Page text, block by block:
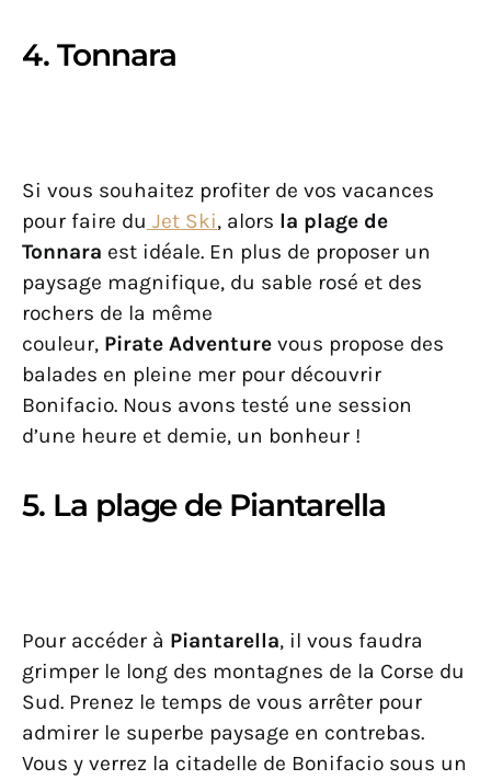
4. Tonnara
Si vous souhaitez profiter de vos vacances
pour faire du Jet Ski, alors la plage de
Tonnara est idéale. En plus de proposer un
paysage magnifique, du sable rosé et des
rochers de la même
couleur, Pirate Adventure vous propose des
balades en pleine mer pour découvrir
Bonifacio. Nous avons testé une session
d’une heure et demie, un bonheur !
5. La plage de Piantarella
Pour accéder à Piantarella, il vous faudra
grimper le long des montagnes de la Corse du
Sud. Prenez le temps de vous arrêter pour
admirer le superbe paysage en contrebas.
Vous y verrez la citadelle de Bonifacio sous un